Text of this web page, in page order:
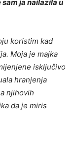
ja nailazila u
koristim kad
Moja je majka
isključivo
hranjenja
njihovih
da je miris